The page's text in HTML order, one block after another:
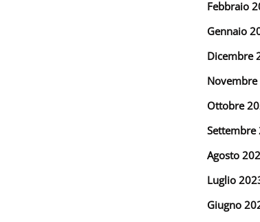
Febbraio
Gennaio
Dicembre
Ottobre
Settembre
Agosto
Luglio
Giugno